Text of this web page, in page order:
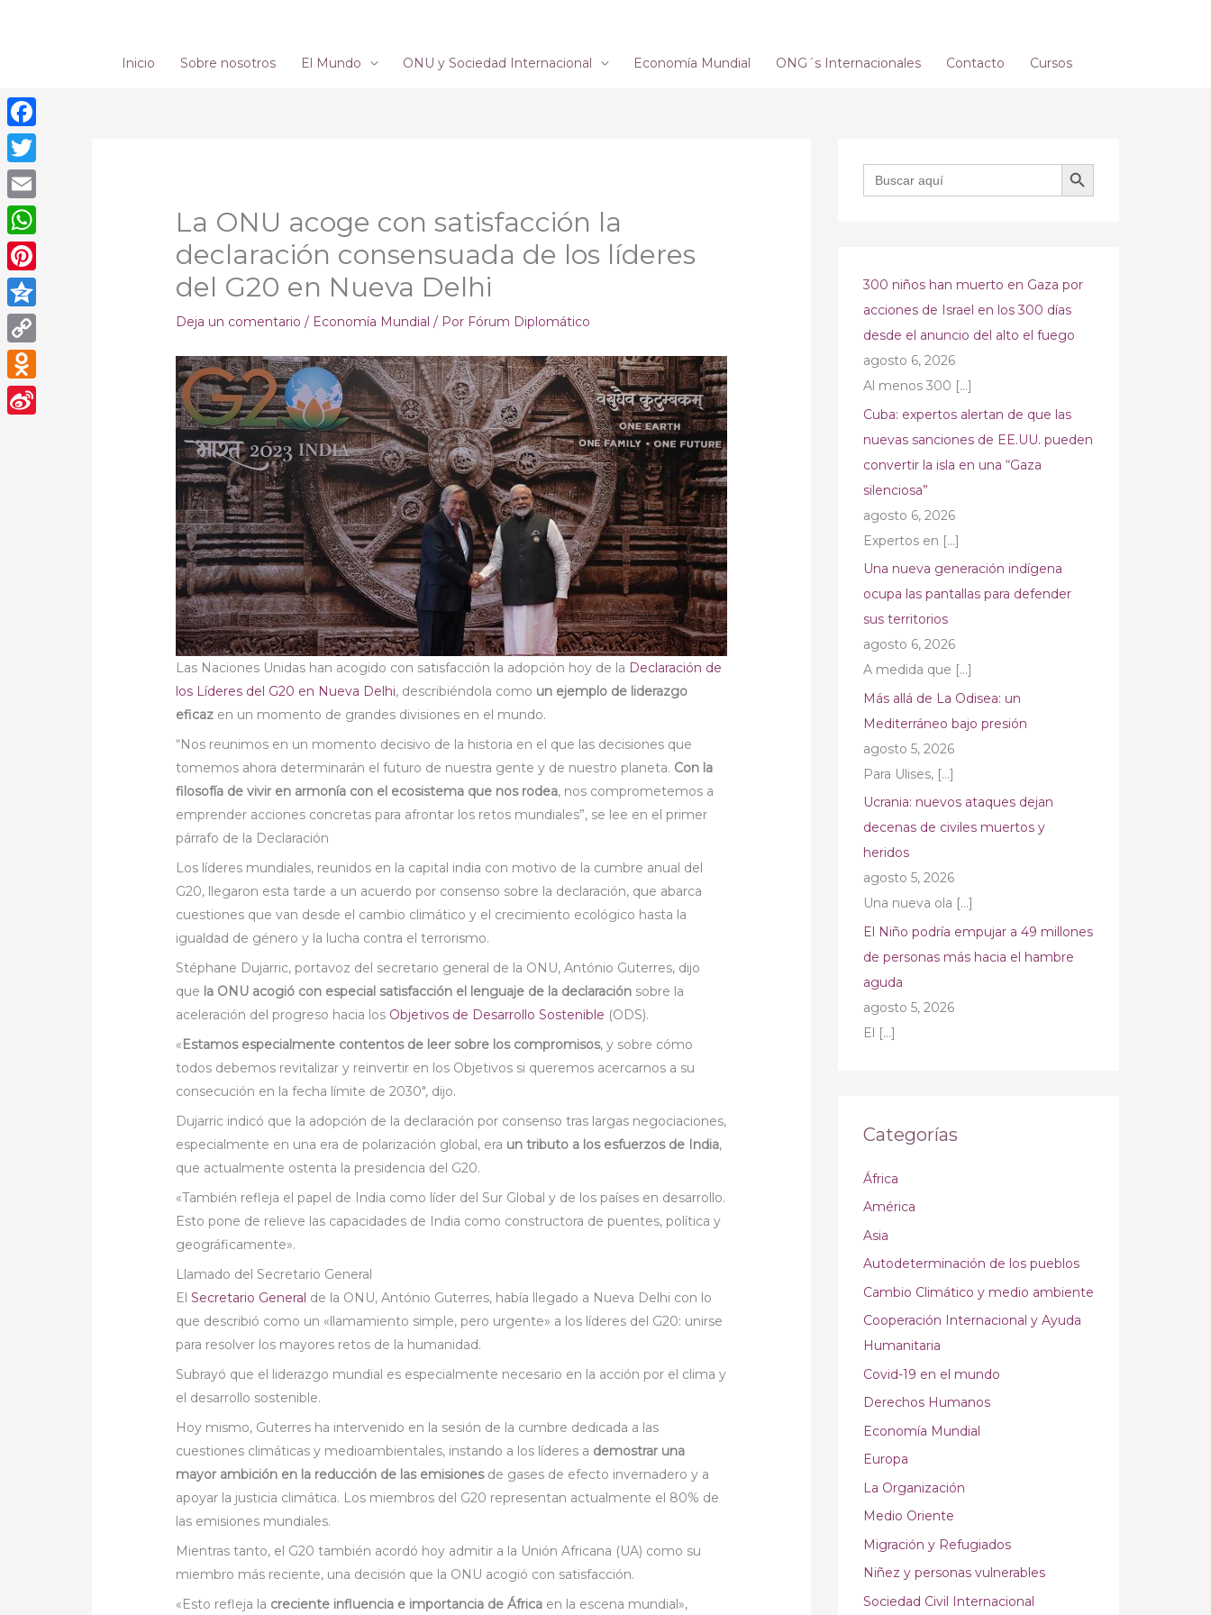
Inicio Sobre nosotros El Mundo ONU y Sociedad Internacional Economía Mundial ONG´s Internacionales Contacto Cursos
La ONU acoge con satisfacción la
declaración consensuada de los líderes
del G20 en Nueva Delhi
Deja un comentario / Economía Mundial / Por Fórum Diplomático
Las Naciones Unidas han acogido con satisfacción la adopción hoy de la Declaración de
los Líderes del G20 en Nueva Delhi, describiéndola como un ejemplo de liderazgo
eficaz en un momento de grandes divisiones en el mundo.
“Nos reunimos en un momento decisivo de la historia en el que las decisiones que
tomemos ahora determinarán el futuro de nuestra gente y de nuestro planeta. Con la
filosofía de vivir en armonía con el ecosistema que nos rodea, nos comprometemos a
emprender acciones concretas para afrontar los retos mundiales”, se lee en el primer
párrafo de la Declaración
Los líderes mundiales, reunidos en la capital india con motivo de la cumbre anual del
G20, llegaron esta tarde a un acuerdo por consenso sobre la declaración, que abarca
cuestiones que van desde el cambio climático y el crecimiento ecológico hasta la
igualdad de género y la lucha contra el terrorismo.
Stéphane Dujarric, portavoz del secretario general de la ONU, António Guterres, dijo
que la ONU acogió con especial satisfacción el lenguaje de la declaración sobre la
aceleración del progreso hacia los Objetivos de Desarrollo Sostenible (ODS).
«Estamos especialmente contentos de leer sobre los compromisos, y sobre cómo
todos debemos revitalizar y reinvertir en los Objetivos si queremos acercarnos a su
consecución en la fecha límite de 2030″, dijo.
Dujarric indicó que la adopción de la declaración por consenso tras largas negociaciones,
especialmente en una era de polarización global, era un tributo a los esfuerzos de India,
que actualmente ostenta la presidencia del G20.
«También refleja el papel de India como líder del Sur Global y de los países en desarrollo.
Esto pone de relieve las capacidades de India como constructora de puentes, política y
geográficamente».
Llamado del Secretario General
ElSecretario General de la ONU, António Guterres, había llegado a Nueva Delhi con lo
que describió como un «llamamiento simple, pero urgente» a los líderes del G20: unirse
para resolver los mayores retos de la humanidad.
Subrayó que el liderazgo mundial es especialmente necesario en la acción por el clima y
el desarrollo sostenible.
Hoy mismo, Guterres ha intervenido en la sesión de la cumbre dedicada a las
cuestiones climáticas y medioambientales, instando a los líderes a demostrar una
mayor ambición en la reducción de las emisionesde gases de efecto invernadero y a
apoyar la justicia climática. Los miembros del G20 representan actualmente el 80% de
las emisiones mundiales.
Mientras tanto, el G20 también acordó hoy admitir a la Unión Africana (UA) como su
miembro más reciente, una decisión que la ONU acogió con satisfacción.
«Esto refleja la creciente influencia e importancia de África en la escena mundial»,
Buscar: BOTÓN DE BÚSQUEDA
300 niños han muerto en Gaza por
acciones de Israel en los 300 días
desde el anuncio del alto el fuego
agosto 6, 2026
Al menos 300 […]
Cuba: expertos alertan de que las
nuevas sanciones de EE.UU. pueden
convertir la isla en una “Gaza
silenciosa”
agosto 6, 2026
Expertos en […]
Una nueva generación indígena
ocupa las pantallas para defender
sus territorios
agosto 6, 2026
A medida que […]
Más allá de La Odisea: un
Mediterráneo bajo presión
agosto 5, 2026
Para Ulises, […]
Ucrania: nuevos ataques dejan
decenas de civiles muertos y
heridos
agosto 5, 2026
Una nueva ola […]
El Niño podría empujar a 49 millones
de personas más hacia el hambre
aguda
agosto 5, 2026
El […]
Categorías
África
América
Asia
Autodeterminación de los pueblos
Cambio Climático y medio ambiente
Cooperación Internacional y Ayuda
Humanitaria
Covid-19 en el mundo
Derechos Humanos
Economía Mundial
Europa
La Organización
Medio Oriente
Migración y Refugiados
Niñez y personas vulnerables
Sociedad Civil Internacional
Facebook
Twitter
Email
WhatsApp
Pinterest
Qzone
Copy
Link
Odnoklassniki